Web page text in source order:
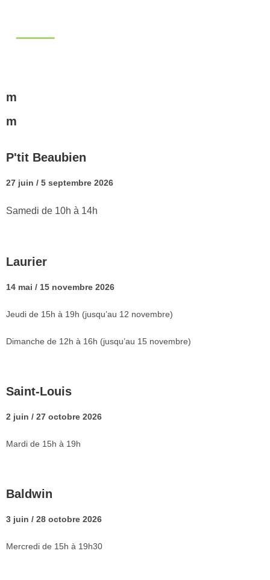
m
m
P'tit Beaubien
27 juin / 5 septembre 2026
Samedi de 10h à 14h
Laurier
14 mai / 15 novembre 2026
Jeudi de 15h à 19h (jusqu’au 12 novembre)
Dimanche de 12h à 16h (jusqu’au 15 novembre)
Saint-Louis
2 juin / 27 octobre 2026
Mardi de 15h à 19h
Baldwin
3 juin / 28 octobre 2026
Mercredi de 15h à 19h30